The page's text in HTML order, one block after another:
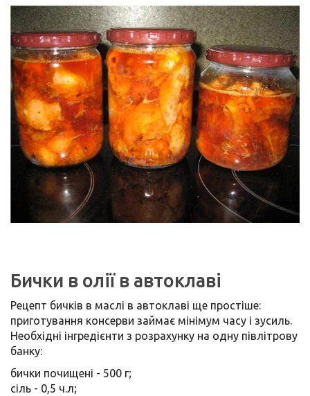
Бички в олії в автоклаві
Рецепт бичків в маслі в автоклаві ще простіше:
приготування консерви займає мінімум часу і зусиль.
Необхідні інгредієнти з розрахунку на одну півлітрову
банку:
бички почищені - 500 г;
сіль - 0,5 ч.л;